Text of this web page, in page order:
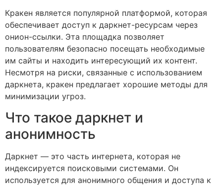
Кракен является популярной платформой, которая
обеспечивает доступ к даркнет-ресурсам через
онион-ссылки. Эта площадка позволяет
пользователям безопасно посещать необходимые
им сайты и находить интересующий их контент.
Несмотря на риски, связанные с использованием
даркнета, кракен предлагает хорошие методы для
минимизации угроз.
Что такое даркнет и
анонимность
Даркнет — это часть интернета, которая не
индексируется поисковыми системами. Он
используется для анонимного общения и доступа к